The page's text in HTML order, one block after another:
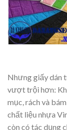
Nhưng giấy dán
vượt trội hơn:
mục, rách và
chất liệu nhựa
còn có tác dụng